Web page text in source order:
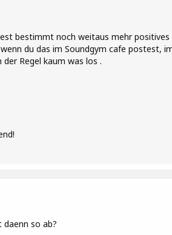
bestimmt noch weitaus mehr positives
du das im Soundgym cafe postest,
Regel kaum was los .
daenn so ab?